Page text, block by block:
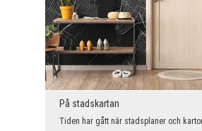
På stadskartan